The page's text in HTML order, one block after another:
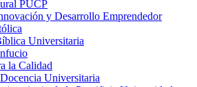
PUCP
y Desarrollo Emprendedor
Universitaria
la Calidad
Universitaria